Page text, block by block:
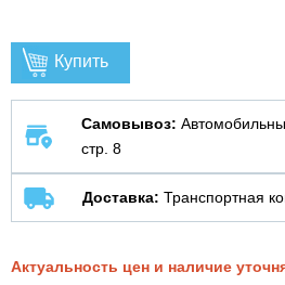
Купить
Самовывоз:
стр. 8
Доставка: Транспортная
Актуальность цен и наличие